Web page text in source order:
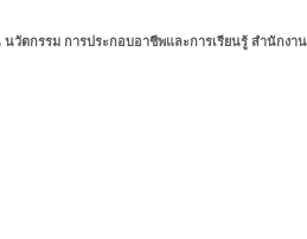
วัตกรรม การประกอบอาชีพและการเรียนรู้ สำนักงา